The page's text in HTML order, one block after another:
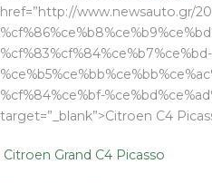
href=”http://www.newsauto.gr/
%cf%83%cf%84%ce%b7%ce%bd-
%cf%84%ce%bf-
target=”_blank”>Citroen C4
Citroen Grand C4 Picasso